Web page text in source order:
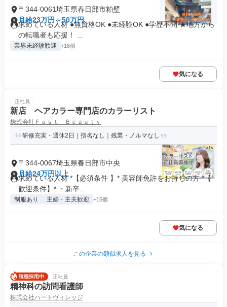
〒344-0061埼玉県春日部市粕壁
月給23万円～50万円
求めている人材 ●無資格OK ●未経験OK ●学歴不問 ★地方から
の転職者も応援！ ...
業界未経験歓迎 +16個
気になる
正社員
新店 ヘアカラー専門店のカラーリスト
株式会社Ｆａｓｔ Ｂｅａｕｔｙ
研修充実・週休2日｜指名なし｜残業・ノルマなし
〒344-0067埼玉県春日部市中央
月給24万円以上
求めている人材 *【必須条件 】* 美容師免許をお持ちの方 *【
歓迎条件】* ・新卒...
制服あり 主婦・主夫歓迎 +15個
気になる
この企業の類似求人を見る
正社員
精神科の訪問看護師
株式会社ハートヴィレッジ